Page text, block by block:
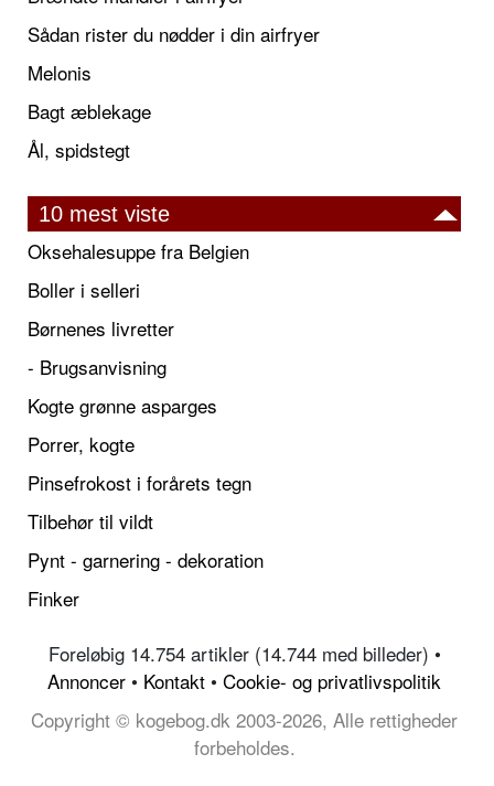
Sådan rister du nødder i din airfryer
Melonis
Bagt æblekage
Ål, spidstegt
10 mest viste
Oksehalesuppe fra Belgien
Boller i selleri
Børnenes livretter
- Brugsanvisning
Kogte grønne asparges
Porrer, kogte
Pinsefrokost i forårets tegn
Tilbehør til vildt
Pynt - garnering - dekoration
Finker
Foreløbig 14.754 artikler (14.744 med billeder) •
Annoncer • Kontakt • Cookie- og privatlivspolitik
Copyright © kogebog.dk 2003-2026, Alle rettigheder
forbeholdes.